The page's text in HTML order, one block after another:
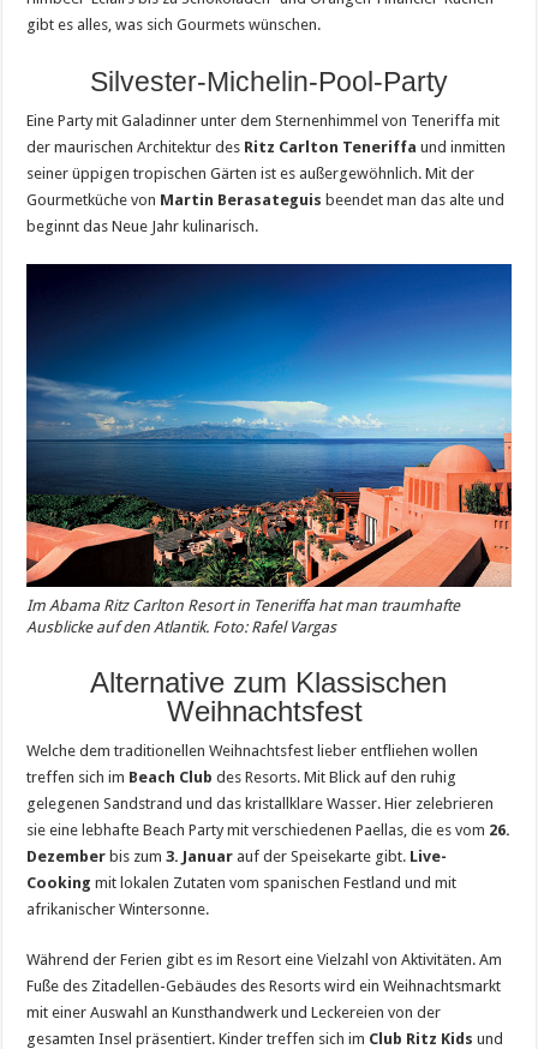
gibt es alles, was sich Gourmets wünschen.
Silvester-Michelin-Pool-Party
Eine Party mit Galadinner unter dem Sternenhimmel von Teneriffa mit
der maurischen Architektur des Ritz Carlton Teneriffa und inmitten
seiner üppigen tropischen Gärten ist es außergewöhnlich. Mit der
Gourmetküche von Martin Berasateguis beendet man das alte und
beginnt das Neue Jahr kulinarisch.
Im Abama Ritz Carlton Resort in Teneriffa hat man traumhafte
Ausblicke auf den Atlantik. Foto: Rafel Vargas
Alternative zum Klassischen
Weihnachtsfest
Welche dem traditionellen Weihnachtsfest lieber entfliehen wollen
treffen sich im Beach Club des Resorts. Mit Blick auf den ruhig
gelegenen Sandstrand und das kristallklare Wasser. Hier zelebrieren
sie eine lebhafte Beach Party mit verschiedenen Paellas, die es vom 26.
Dezember bis zum3. Januar auf der Speisekarte gibt. Live-
Cooking mit lokalen Zutaten vom spanischen Festland und mit
afrikanischer Wintersonne.
Während der Ferien gibt es im Resort eine Vielzahl von Aktivitäten. Am
Fuße des Zitadellen-Gebäudes des Resorts wird ein Weihnachtsmarkt
mit einer Auswahl an Kunsthandwerk und Leckereien von der
gesamten Insel präsentiert. Kinder treffen sich im Club Ritz Kids und